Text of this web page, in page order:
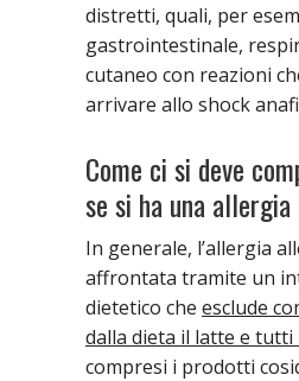
distretti, quali, per
gastrointestinale,
cutaneo con reazioni
arrivare allo shock
Come ci si deve
se si ha una
In generale, l’allergia
affrontata tramite un
dietetico che esclude
dalla dieta il latte e tutti
compresi i prodotti